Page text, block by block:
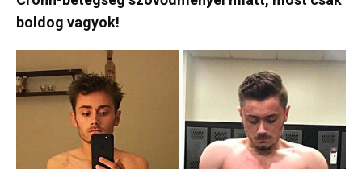
boldog vagyok!